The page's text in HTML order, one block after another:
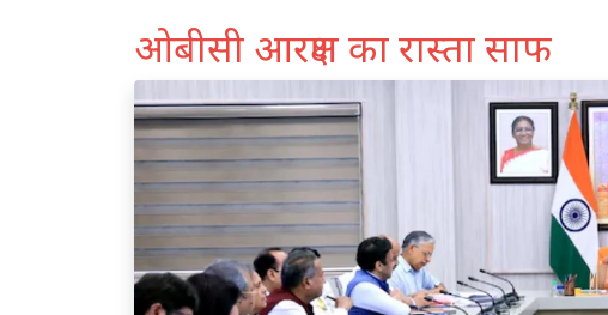
ओबीसी आरक्षण का रास्ता साफ